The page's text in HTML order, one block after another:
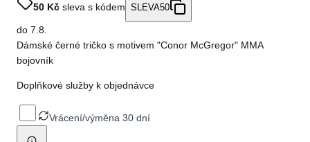
50 Kč sleva s kódem SLEVA50
do 7.8.
Dámské černé tričko s motivem "Conor McGregor" MMA
bojovník
Doplňkové služby k objednávce
Vrácení/výměna 30 dní